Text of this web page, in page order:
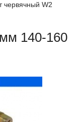
червячный W2
140-160